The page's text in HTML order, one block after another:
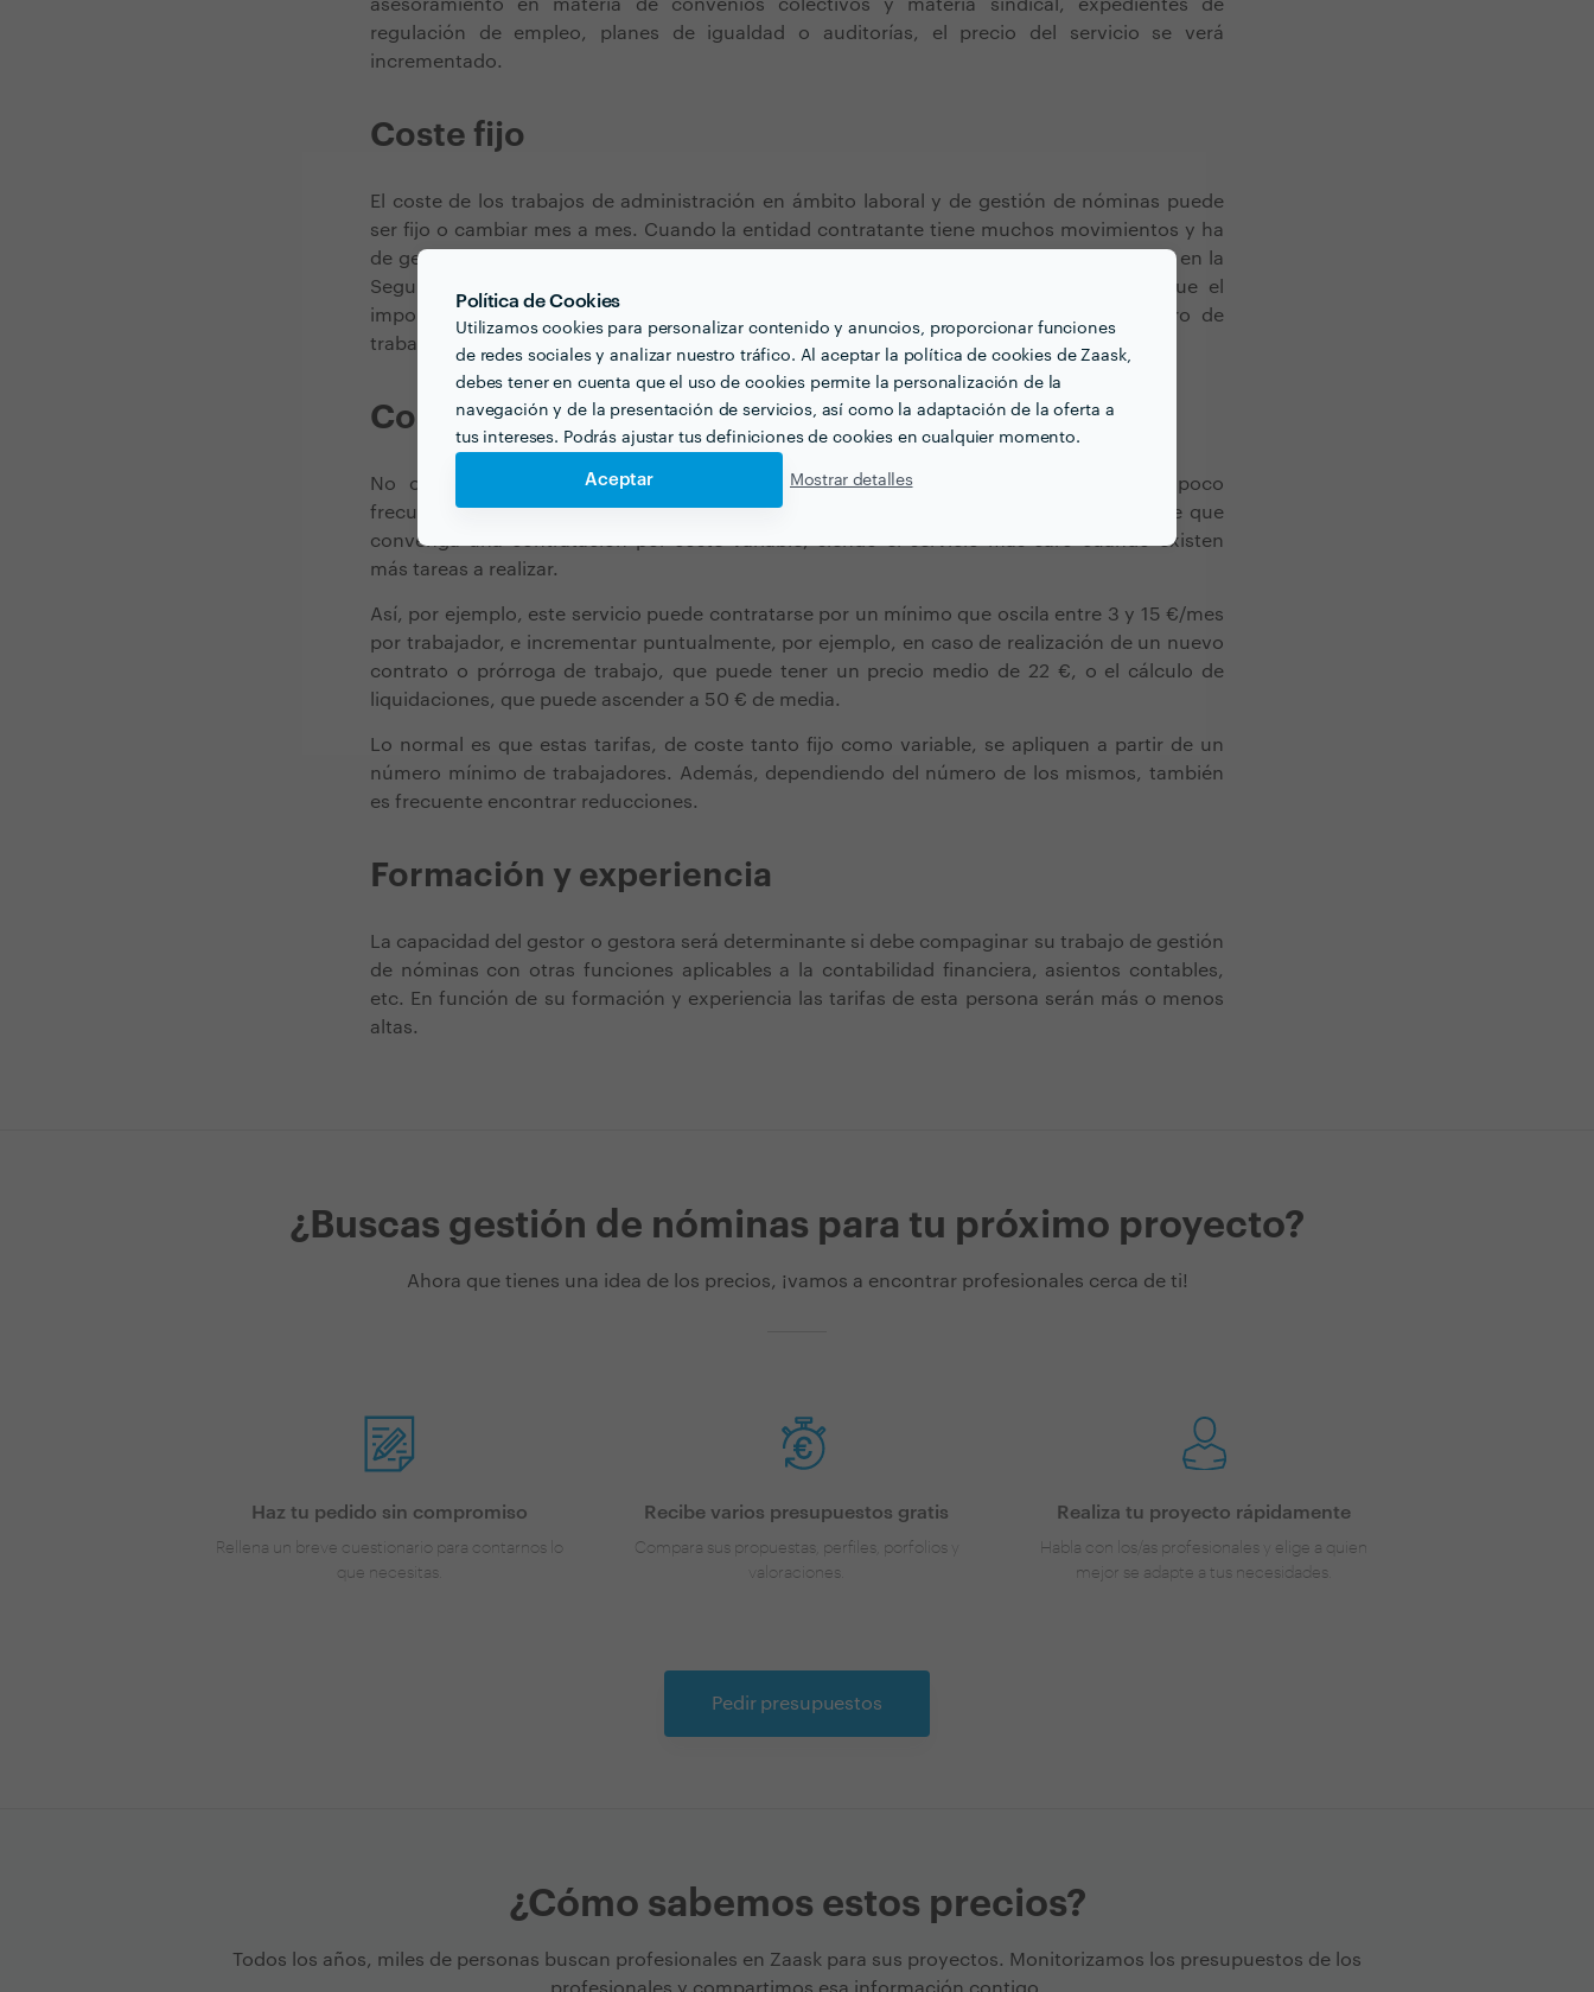
Política de Cookies
Utilizamos cookies para personalizar contenido y anuncios, proporcionar funciones
de redes sociales y analizar nuestro tráfico. Al aceptar la política de cookies de Zaask,
debes tener en cuenta que el uso de cookies permite la personalización de la
navegación y de la presentación de servicios, así como la adaptación de la oferta a
tus intereses. Podrás ajustar tus definiciones de cookies en cualquier momento.
Aceptar Mostrar detalles
asesoramiento en materia de convenios colectivos y materia sindical, expedientes de
regulación de empleo, planes de igualdad o auditorías, el precio del servicio se verá
incrementado.
Coste fijo
El coste de los trabajos de administración en ámbito laboral y de gestión de nóminas puede
ser fijo o cambiar mes a mes. Cuando la entidad contratante tiene muchos movimientos y ha
de gestionar no solamente nóminas sino también contrataciones, cambios de situación en la
Seguridad Social, prórrogas de contratos, finiquitos, etc., es posible que interese que el
importe sea calculado según un coste fijo que se establece en función del número de
trabajadores, variando entre 15 y 30 €/mes por trabajador.
Coste variable
No obstante, cuando se advierte que los movimientos antes mencionados son poco
frecuentes, lo cual suele ocurrir cuando la plantilla es fija y poco numerosa, es posible que
convenga una contratación por coste variable, siendo el servicio más caro cuando existen
más tareas a realizar.
Así, por ejemplo, este servicio puede contratarse por un mínimo que oscila entre 3 y 15 €/mes
por trabajador, e incrementar puntualmente, por ejemplo, en caso de realización de un nuevo
contrato o prórroga de trabajo, que puede tener un precio medio de 22 €, o el cálculo de
liquidaciones, que puede ascender a 50 € de media.
Lo normal es que estas tarifas, de coste tanto fijo como variable, se apliquen a partir de un
número mínimo de trabajadores. Además, dependiendo del número de los mismos, también
es frecuente encontrar reducciones.
Formación y experiencia
La capacidad del gestor o gestora será determinante si debe compaginar su trabajo de gestión
de nóminas con otras funciones aplicables a la contabilidad financiera, asientos contables,
etc.
En función de su formación y experiencia las tarifas de esta persona serán más o menos
altas.
¿Buscas gestión de nóminas para tu próximo proyecto?
Ahora que tienes una idea de los precios, ¡vamos a encontrar profesionales cerca de ti!
Haz tu pedido sin compromiso
Rellena un breve cuestionario para contarnos lo
que necesitas.
Recibe varios presupuestos gratis
Compara sus propuestas, perfiles, porfolios y
valoraciones.
Realiza tu proyecto rápidamente
Habla con los/as profesionales y elige a quien
mejor se adapte a tus necesidades.
Pedir presupuestos
¿Cómo sabemos estos precios?
Todos los años, miles de personas buscan profesionales en Zaask para sus proyectos. Monitorizamos los presupuestos de los